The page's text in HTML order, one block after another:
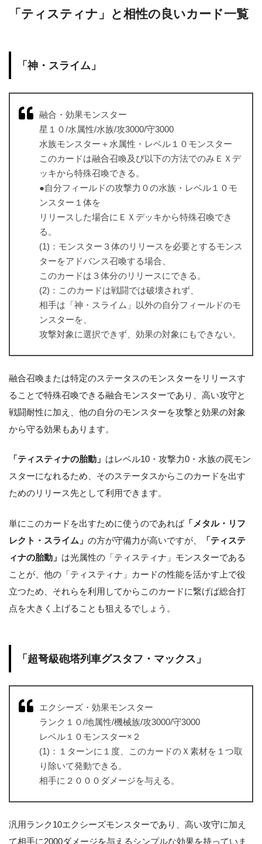
「ティスティナ」と相性の良いカード一覧
「神・スライム」
融合・効果モンスター
星１０/水属性/水族/攻3000/守3000
水族モンスター＋水属性・レベル１０モンスター
このカードは融合召喚及び以下の方法でのみＥＸデ
ッキから特殊召喚できる。
●自分フィールドの攻撃力０の水族・レベル１０モ
ンスター１体を
リリースした場合にＥＸデッキから特殊召喚でき
る。
(1)：モンスター３体のリリースを必要とするモンス
ターをアドバンス召喚する場合、
このカードは３体分のリリースにできる。
(2)：このカードは戦闘では破壊されず、
相手は「神・スライム」以外の自分フィールドのモ
ンスターを、
攻撃対象に選択できず、効果の対象にもできない。
融合召喚または特定のステータスのモンスターをリリースす
ることで特殊召喚できる融合モンスターであり、高い攻守と
戦闘耐性に加え、他の自分のモンスターを攻撃と効果の対象
から守る効果もあります。
「ティスティナの胎動」 はレベル10・攻撃力0・水族の罠モン
スターになれるため、そのステータスからこのカードを出す
ためのリリース先として利用できます。
単にこのカードを出すために使うのであれば「メタル・リフ
レクト・スライム」 の方が守備力が高いですが、
「ティステ
ィナの胎動」 は光属性の「ティスティナ」モンスターである
ことが、他の「ティスティナ」カードの性能を活かす上で役
立つため、それらを利用してからこのカードに繋げば総合打
点を大きく上げることも狙えるでしょう。
「超弩級砲塔列車グスタフ・マックス」
エクシーズ・効果モンスター
ランク１０/地属性/機械族/攻3000/守3000
レベル１０モンスター×２
(1)：１ターンに１度、このカードのＸ素材を１つ取
り除いて発動できる。
相手に２０００ダメージを与える。
汎用ランク10エクシーズモンスターであり、高い攻守に加え
て相手に2000ダメージを与えるシンプルな効果を持っていま